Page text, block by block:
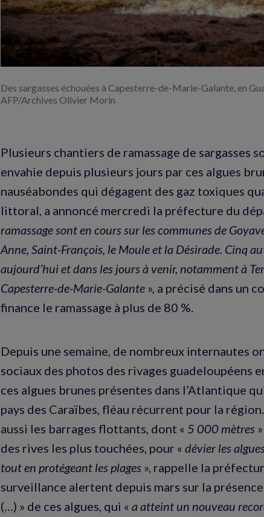
Des sargasses échouées à Capesterre-de-Marie-Galante, en
AFP/Archives Olivier Morin
Plusieurs chantiers de ramassage de sargasses
envahie depuis plusieurs jours par ces algues
nauséabondes qui dégagent des gaz toxiques
littoral, a annoncé mercredi la préfecture du
ramassage sont en cours sur les communes de
Anne, Saint-François, le Moule et la Désirade. Cinq
aujourd’hui et dans les jours à venir, notamment à
Capesterre-de-Marie-Galante », a précisé dans un
finance le ramassage à plus de 80 %.
Depuis une semaine, de nombreux internautes
sociaux des photos des rivages guadeloupéens
ces algues brunes présentes dans l’Atlantique
pays des Caraïbes, fléau récurrent pour la
aussi les barrages flottants, dont « 5 000 mètres
des rives les plus touchées, pour « dévier les
tout en protégeant les plages », rappelle la
surveillance alertent depuis mars sur la
(…) » de ces algues, qui « a atteint un nouveau